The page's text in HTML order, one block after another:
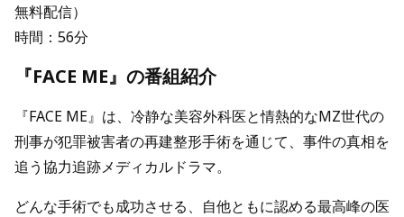
無料配信）
時間：56分
『FACE ME』の番組紹介
『FACE ME』は、冷静な美容外科医と情熱的なMZ世代の
刑事が犯罪被害者の再建整形手術を通じて、事件の真相を
追う協力追跡メディカルドラマ。
どんな手術でも成功させる、自他ともに認める最高峰の医